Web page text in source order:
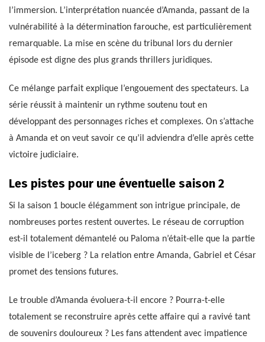
l’immersion. L’interprétation nuancée d’Amanda, passant de la
vulnérabilité à la détermination farouche, est particulièrement
remarquable. La mise en scène du tribunal lors du dernier
épisode est digne des plus grands thrillers juridiques.
Ce mélange parfait explique l’engouement des spectateurs. La
série réussit à maintenir un rythme soutenu tout en
développant des personnages riches et complexes. On s’attache
à Amanda et on veut savoir ce qu’il adviendra d’elle après cette
victoire judiciaire.
Les pistes pour une éventuelle saison 2
Si la saison 1 boucle élégamment son intrigue principale, de
nombreuses portes restent ouvertes. Le réseau de corruption
est-il totalement démantelé ou Paloma n’était-elle que la partie
visible de l’iceberg ? La relation entre Amanda, Gabriel et César
promet des tensions futures.
Le trouble d’Amanda évoluera-t-il encore ? Pourra-t-elle
totalement se reconstruire après cette affaire qui a ravivé tant
de souvenirs douloureux ? Les fans attendent avec impatience